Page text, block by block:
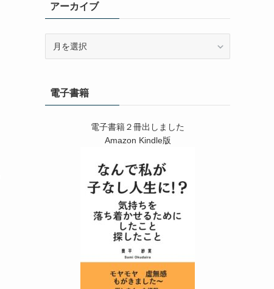
アーカイブ
ブ電子書籍
電子書籍２冊出しました
Amazon Kindle版